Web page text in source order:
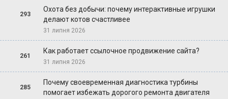
293
Охота без добычи: почему интерактивные игрушки
делают котов счастливее
31 липня 2026
261
Как работает ссылочное продвижение сайта?
31 липня 2026
285
Почему своевременная диагностика турбины
помогает избежать дорогого ремонта двигателя